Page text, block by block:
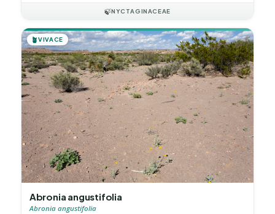
🍃NYCTAGINACEAE
🪴VIVACE
Abronia angustifolia
Abronia angustifolia